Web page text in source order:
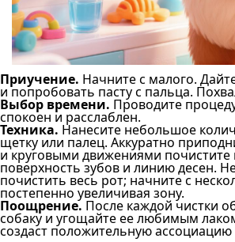
Приучение. Начните с малого.
и попробовать пасту с пальца.
Выбор времени. Проводите
спокоен и расслаблен.
Техника. Нанесите небольшое
щетку или палец. Аккуратно
и круговыми движениями
поверхность зубов и линию десен.
почистить весь рот; начните с
постепенно увеличивая зону.
Поощрение. После каждой чистки
собаку и угощайте ее любимым
создаст положительную